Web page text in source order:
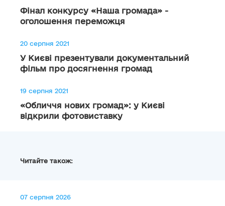
Фінал конкурсу «Наша громада» -
оголошення переможця
20 серпня 2021
У Києві презентували документальний
фільм про досягнення громад
19 серпня 2021
«Обличчя нових громад»: у Києві
відкрили фотовиставку
Читайте також:
07 серпня 2026